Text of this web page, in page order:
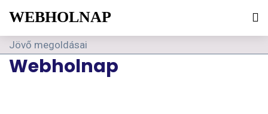
WEBHOLNAP
Jövő megoldásai
Webholnap